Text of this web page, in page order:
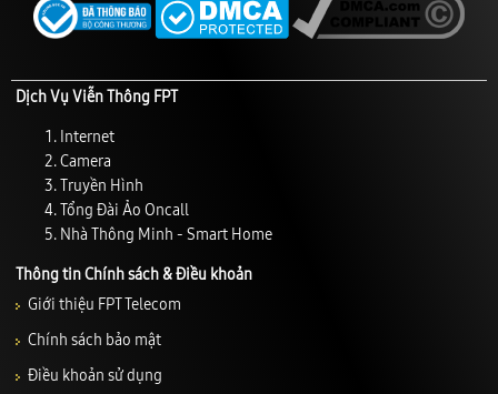
Dịch Vụ Viễn Thông FPT
Internet
Camera
Truyền Hình
Tổng Đài Ảo Oncall
Nhà Thông Minh - Smart Home
Thông tin Chính sách & Điều khoản
Giới thiệu FPT Telecom
Chính sách bảo mật
Điều khoản sử dụng